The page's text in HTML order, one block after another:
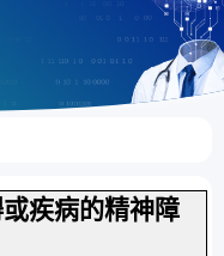
疾病的精神障